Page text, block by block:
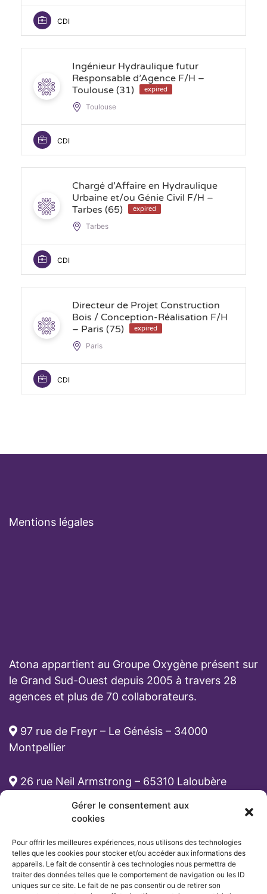
Gérer le consentement aux
cookies
Pour offrir les meilleures expériences, nous utilisons des technologies
telles que les cookies pour stocker et/ou accéder aux informations des
appareils. Le fait de consentir à ces technologies nous permettra de
traiter des données telles que le comportement de navigation ou les ID
uniques sur ce site. Le fait de ne pas consentir ou de retirer son
CDI
Ingénieur Hydraulique futur
Responsable d’Agence F/H –
Toulouse (31)
expired
Toulouse
CDI
Chargé d’Affaire en Hydraulique
Urbaine et/ou Génie Civil F/H –
Tarbes (65)
expired
Tarbes
CDI
Directeur de Projet Construction
Bois / Conception-Réalisation F/H
– Paris (75)
expired
Paris
CDI
Mentions légales
Atona appartient au Groupe Oxygène présent sur
le Grand Sud-Ouest depuis 2005 à travers 28
agences et plus de 70 collaborateurs.
97 rue de Freyr – Le Génésis – 34000
Montpellier
26 rue Neil Armstrong – 65310 Laloubère
cabinet-rh@atona.fr
05 33 89 39 62